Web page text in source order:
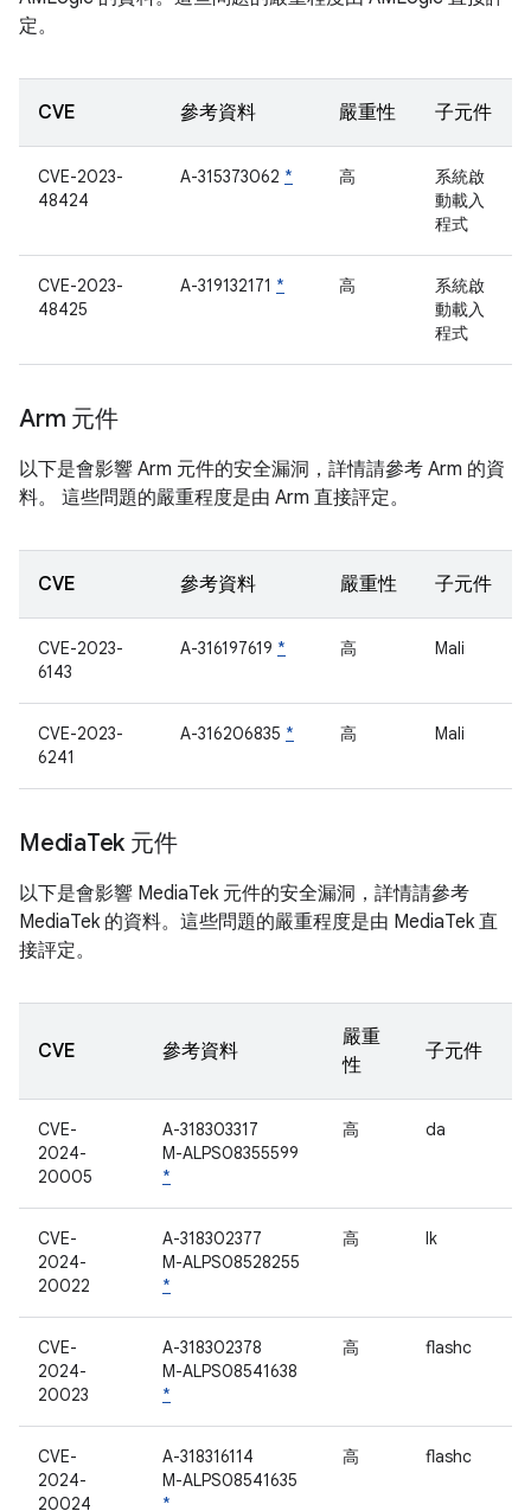
定。
CVE 參考資料 嚴重性 子元件
CVE-2023-
48424
A-315373062 * 高
系統啟
動載入
程式
CVE-2023-
48425
A-319132171 * 高
系統啟
動載入
程式
Arm 元件
以下是會影響 Arm 元件的安全漏洞，詳情請參考 Arm 的資
料。 這些問題的嚴重程度是由 Arm 直接評定。
CVE 參考資料 嚴重性 子元件
CVE-2023-
6143
A-316197619 * 高 Mali
CVE-2023-
6241
A-316206835 * 高 Mali
MediaTek 元件
以下是會影響 MediaTek 元件的安全漏洞，詳情請參考
MediaTek 的資料。這些問題的嚴重程度是由 MediaTek 直
接評定。
CVE 參考資料
嚴重
性
子元件
CVE-
2024-
20005
A-318303317
M-ALPS08355599
*
高 da
CVE-
2024-
20022
A-318302377
M-ALPS08528255
*
高 lk
CVE-
2024-
20023
A-318302378
M-ALPS08541638
*
高 flashc
CVE-
2024-
20024
A-318316114
M-ALPS08541635
*
高 flashc